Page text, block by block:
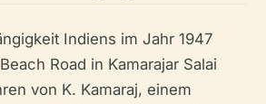
Indiens im Jahr 1947
Road in Kamarajar Salai
von K. Kamaraj, einem